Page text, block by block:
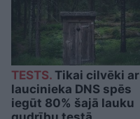
TESTS. Tikai cilvēki ar
laucinieka DNS spēs
iegūt 80% šajā lauku